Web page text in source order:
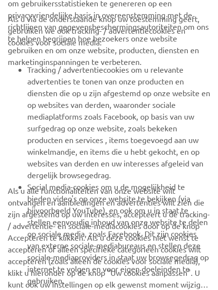
CORPORATE
VOOR BEDRIJVEN
MEER YAMAHA
ONDERSTEUNING
NIEUWSBRIEF
Wees de eerste die meer te weten komt over de nieuwste deals,
speciale evenementen, nieuwe producten en nog veel meer
ABONNEREN
Lees ons privacybeleid om te leren hoe we uw persoonlijke
gegevens verwerken:Privacyverklaring
om gebruikersstatistieken te genereren op een
privacyvriendelijke basis in overeenstemming met de
richtlijnen van gegevensbeschermingsautoriteiten om ons
te helpen begrijpen hoe bezoekers onze website
gebruiken en om onze website, producten, diensten en
marketinginspanningen te verbeteren.
Als u via de onderstaande knop uw toestemming geeft,
gebruiken we ook tracking- / advertentiecookies en
cookies voor sociale media:
Tracking / advertentiecookies om u relevante
advertenties te tonen van onze producten en
diensten die op u zijn afgestemd op onze website en
op websites van derden, waaronder sociale
mediaplatforms zoals Facebook, op basis van uw
surfgedrag op onze website, zoals bekeken
producten en services , items toegevoegd aan uw
winkelmandje, en items die u hebt gekocht, en op
websites van derden en uw interesses afgeleid van
dergelijk browsegedrag.
Social media-cookies om u de mogelijkheid te
bieden video's op onze website te bekijken (via
bijvoorbeeld YouTube), en ook om u in staat te
stellen eenvoudig inhoud van onze website te delen
op sociale media, zoals Facebook. Dit zijn cookies
van externe sociale-mediabureaus en stellen deze
sociale-mediaproviders in staat uw browsegedrag op
internet te volgen en voor eigen doeleinden te
gebruiken.
Als u alle functionaliteiten van onze website wilt
ontvangen en aanbiedingen en advertenties wilt zien die
zijn afgestemd op uw interesses, accepteert u de tracking-
/ advertentie- en sociale-mediacookies door op de knop
Accepteren te klikken. Als u deze cookies niet wenst te
accepteren of alleen specifieke categorieën cookies wilt
accepteren (zoals alleen de cookies voor sociale media),
klikt u hieronder op de knop "Uw cookies aanpassen". U
kunt ook uw instellingen op elk gewenst moment wijzigen